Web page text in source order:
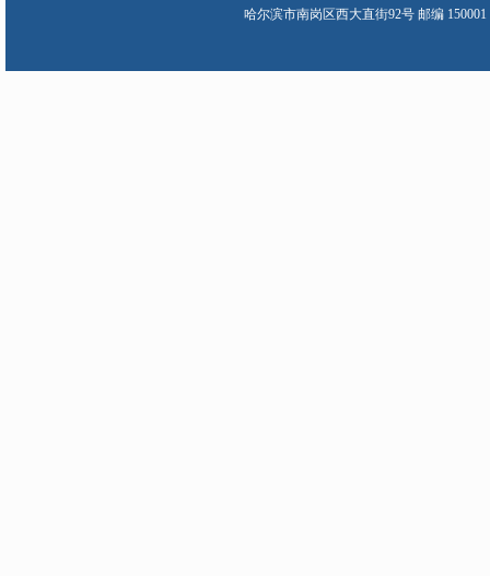
哈尔滨市南岗区西大直街92号 邮编